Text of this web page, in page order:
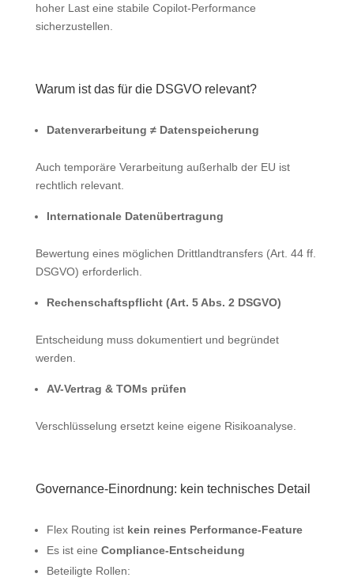
hoher Last eine stabile Copilot‑Performance
sicherzustellen.
Warum ist das für die DSGVO relevant?
Datenverarbeitung ≠ Datenspeicherung
Auch temporäre Verarbeitung außerhalb der EU ist
rechtlich relevant.
Internationale Datenübertragung
Bewertung eines möglichen Drittlandtransfers (Art. 44 ff.
DSGVO) erforderlich.
Rechenschaftspflicht (Art. 5 Abs. 2 DSGVO)
Entscheidung muss dokumentiert und begründet
werden.
AV-Vertrag & TOMs prüfen
Verschlüsselung ersetzt keine eigene Risikoanalyse.
Governance‑Einordnung: kein technisches Detail
Flex Routing ist kein reines Performance‑Feature
Es ist eine Compliance‑Entscheidung
Beteiligte Rollen: